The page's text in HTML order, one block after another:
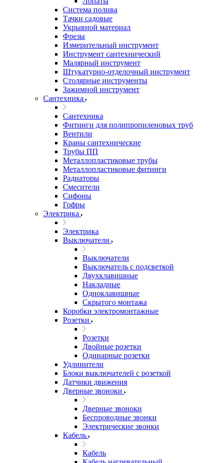
Система полива
Тачки садовые
Укрывной материал
Фрезы
Измерительный инструмент
Инструмент сантехнический
Малярный инструмент
Штукатурно-отделочный инструмент
Cтолярные инструменты
Зажимной инструмент
Сантехника
Сантехника
Фитинги для полипропиленовых труб
Вентили
Краны сантехнические
Трубы ПП
Металлопластиковые трубы
Металлопластиковые фитинги
Радиаторы
Смесители
Сифоны
Гофры
Электрика
Электрика
Выключатели
Выключатели
Выключатель с подсветкой
Двухклавишные
Накладные
Одноклавишные
Скрытого монтажа
Коробки электромонтажные
Розетки
Розетки
Двойные розетки
Одинарные розетки
Удлинители
Блоки выключателей с розеткой
Датчики движения
Дверные звоноки
Дверные звоноки
Беспроводные звонки
Электрические звонки
Кабель
Кабель